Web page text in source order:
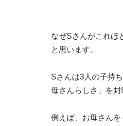
なぜSさんがこれほ
と思います。
Sさんは3人の子持
母さんらしさ」を封
例えば、お母さん